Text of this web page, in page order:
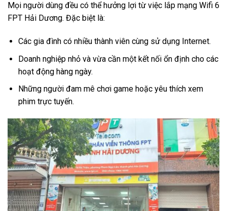
Mọi người dùng đều có thể hưởng lợi từ việc lắp mạng Wifi 6
FPT Hải Dương. Đặc biệt là:
Các gia đình có nhiều thành viên cùng sử dụng Internet.
Doanh nghiệp nhỏ và vừa cần một kết nối ổn định cho các
hoạt động hàng ngày.
Những người đam mê chơi game hoặc yêu thích xem
phim trực tuyến.